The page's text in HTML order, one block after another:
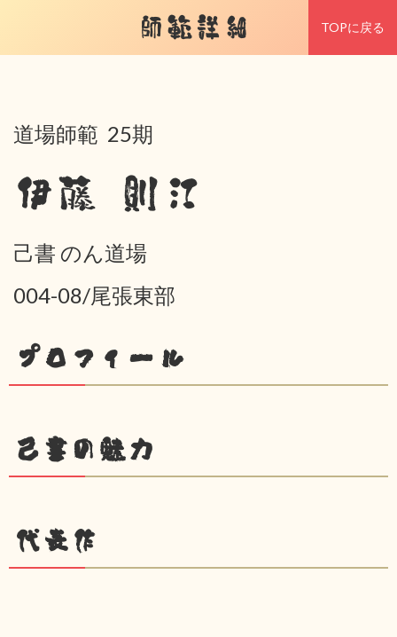
師範詳細 TOPに戻る
道場師範 25期
伊藤 則江
己書 のん道場
004-08/尾張東部
プロフィール
己書の魅力
代表作